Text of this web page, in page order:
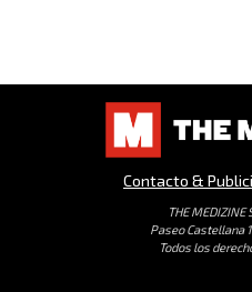
Contacto &
THE
Paseo Castellana
Todos los